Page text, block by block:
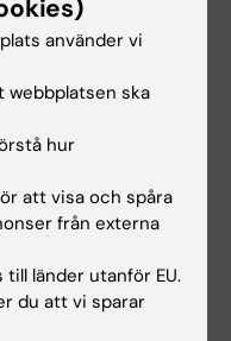
of cyclic
L.
Jiao, Aida
Ali Mahdi, John
Bogdan
Carlström,
Krott,
John
, online
JCI167693
använder vi
webbplatsen ska
hur
att visa och spåra
från externa
länder utanför EU.
du att vi sparar